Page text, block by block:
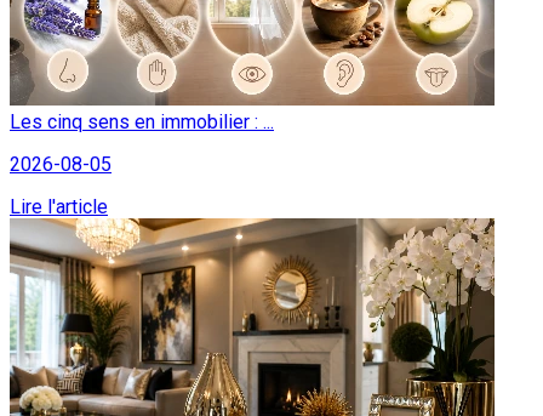
Les cinq sens en immobilier : ...
2026-08-05
Lire l'article